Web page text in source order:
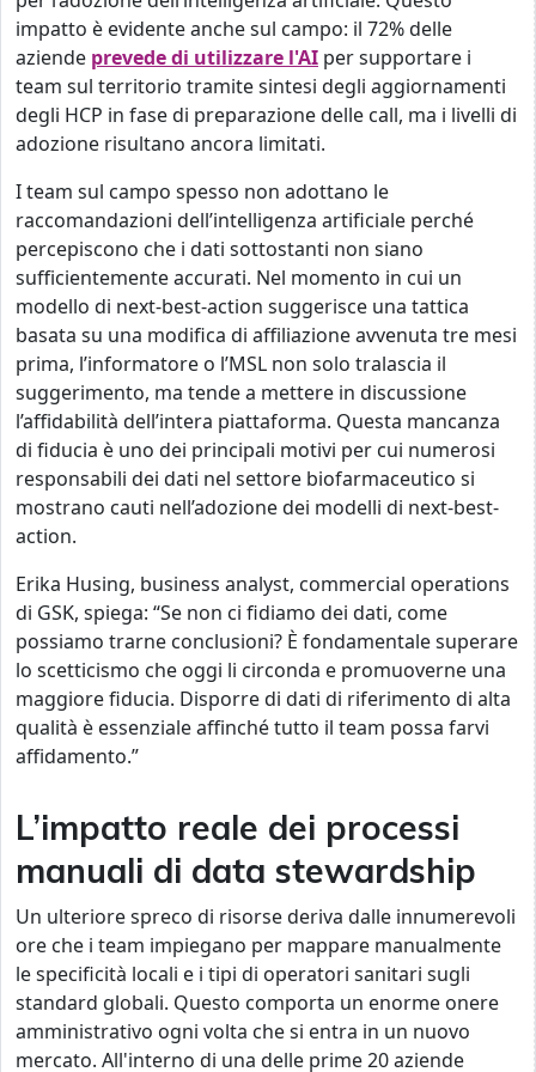
impatto è evidente anche sul campo: il 72% delle
aziende prevede di utilizzare l'AI per supportare i
team sul territorio tramite sintesi degli aggiornamenti
degli HCP in fase di preparazione delle call, ma i livelli di
adozione risultano ancora limitati.
I team sul campo spesso non adottano le
raccomandazioni dell’intelligenza artificiale perché
percepiscono che i dati sottostanti non siano
sufficientemente accurati. Nel momento in cui un
modello di next-best-action suggerisce una tattica
basata su una modifica di affiliazione avvenuta tre mesi
prima, l’informatore o l’MSL non solo tralascia il
suggerimento, ma tende a mettere in discussione
l’affidabilità dell’intera piattaforma. Questa mancanza
di fiducia è uno dei principali motivi per cui numerosi
responsabili dei dati nel settore biofarmaceutico si
mostrano cauti nell’adozione dei modelli di next-best-
action.
Erika Husing, business analyst, commercial operations
di GSK, spiega: “Se non ci fidiamo dei dati, come
possiamo trarne conclusioni? È fondamentale superare
lo scetticismo che oggi li circonda e promuoverne una
maggiore fiducia. Disporre di dati di riferimento di alta
qualità è essenziale affinché tutto il team possa farvi
affidamento.”
L’impatto reale dei processi
manuali di data stewardship
Un ulteriore spreco di risorse deriva dalle innumerevoli
ore che i team impiegano per mappare manualmente
le specificità locali e i tipi di operatori sanitari sugli
standard globali. Questo comporta un enorme onere
amministrativo ogni volta che si entra in un nuovo
mercato. All'interno di una delle prime 20 aziende